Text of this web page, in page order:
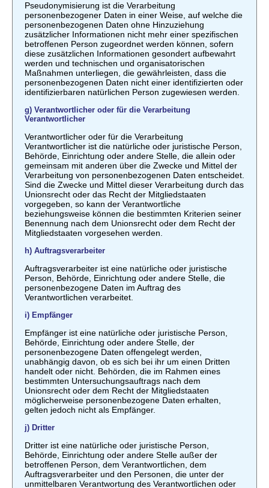
Pseudonymisierung ist die Verarbeitung
personenbezogener Daten in einer Weise, auf welche die
personenbezogenen Daten ohne Hinzuziehung
zusätzlicher Informationen nicht mehr einer spezifischen
betroffenen Person zugeordnet werden können, sofern
diese zusätzlichen Informationen gesondert aufbewahrt
werden und technischen und organisatorischen
Maßnahmen unterliegen, die gewährleisten, dass die
personenbezogenen Daten nicht einer identifizierten oder
identifizierbaren natürlichen Person zugewiesen werden.
g) Verantwortlicher oder für die Verarbeitung
Verantwortlicher
Verantwortlicher oder für die Verarbeitung
Verantwortlicher ist die natürliche oder juristische Person,
Behörde, Einrichtung oder andere Stelle, die allein oder
gemeinsam mit anderen über die Zwecke und Mittel der
Verarbeitung von personenbezogenen Daten entscheidet.
Sind die Zwecke und Mittel dieser Verarbeitung durch das
Unionsrecht oder das Recht der Mitgliedstaaten
vorgegeben, so kann der Verantwortliche
beziehungsweise können die bestimmten Kriterien seiner
Benennung nach dem Unionsrecht oder dem Recht der
Mitgliedstaaten vorgesehen werden.
h) Auftragsverarbeiter
Auftragsverarbeiter ist eine natürliche oder juristische
Person, Behörde, Einrichtung oder andere Stelle, die
personenbezogene Daten im Auftrag des
Verantwortlichen verarbeitet.
i) Empfänger
Empfänger ist eine natürliche oder juristische Person,
Behörde, Einrichtung oder andere Stelle, der
personenbezogene Daten offengelegt werden,
unabhängig davon, ob es sich bei ihr um einen Dritten
handelt oder nicht. Behörden, die im Rahmen eines
bestimmten Untersuchungsauftrags nach dem
Unionsrecht oder dem Recht der Mitgliedstaaten
möglicherweise personenbezogene Daten erhalten,
gelten jedoch nicht als Empfänger.
j) Dritter
Dritter ist eine natürliche oder juristische Person,
Behörde, Einrichtung oder andere Stelle außer der
betroffenen Person, dem Verantwortlichen, dem
Auftragsverarbeiter und den Personen, die unter der
unmittelbaren Verantwortung des Verantwortlichen oder